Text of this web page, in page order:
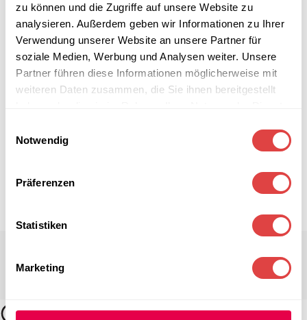
zu können und die Zugriffe auf unsere Website zu
analysieren. Außerdem geben wir Informationen zu Ihrer
Verwendung unserer Website an unsere Partner für
soziale Medien, Werbung und Analysen weiter. Unsere
Partner führen diese Informationen möglicherweise mit
weiteren Daten zusammen, die Sie ihnen bereitgestellt
Notwendig
Präferenzen
Statistiken
Marketing